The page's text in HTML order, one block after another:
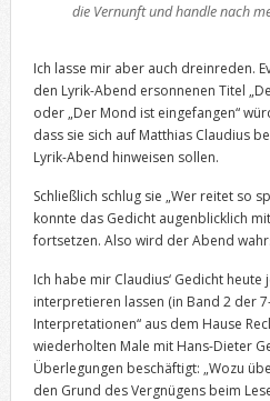
die Vernunft und handle nach
Ich lasse mir aber auch dreinreden.
den Lyrik-Abend ersonnenen Titel
oder „Der Mond ist eingefangen“
dass sie sich auf Matthias Claudius
Lyrik-Abend hinweisen sollen.
Schließlich schlug sie „Wer reitet so
konnte das Gedicht augenblicklich
fortsetzen. Also wird der Abend
Ich habe mir Claudius‘ Gedicht
interpretieren lassen (in Band 2 der
Interpretationen“ aus dem Hause
wiederholten Male mit Hans-Dieter
Überlegungen beschäftigt: „Wozu
den Grund des Vergnügens beim